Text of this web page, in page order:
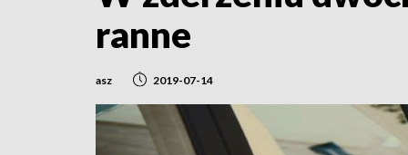
ranne
asz 2019-07-14